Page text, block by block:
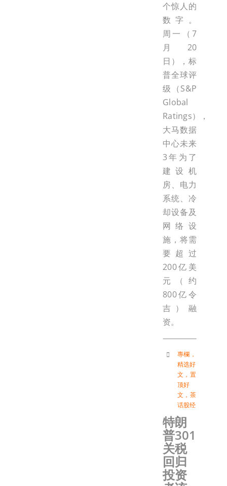
个惊人的
数字。
周一（7
月20
日），标
普全球评
级（S&P
Global
Ratings），
大马数据
中心未来
3年为了
建设机
房、电力
系统、冷
却设备及
网络设
施，将需
要超过
200亿美
元（约
800亿令
吉）融
资。
專欄 ，
精选好
文 ， 置
顶好
文 ， 茶
话股经
特朗
普301
关税
回归
投资